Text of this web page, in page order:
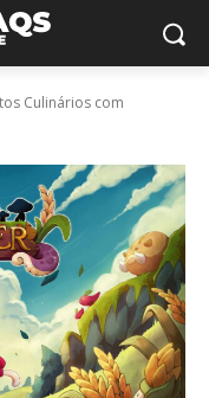
Culinários com